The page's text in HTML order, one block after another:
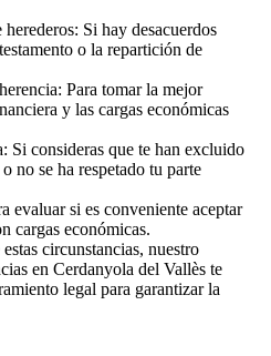
Si hay desacuerdos
o la repartición de
Para tomar la mejor
y las cargas económicas
Si consideras que te han excluido
no se ha respetado tu parte
evaluar si es conveniente aceptar
cargas económicas.
circunstancias, nuestro
en Cerdanyola del Vallès te
legal para garantizar la